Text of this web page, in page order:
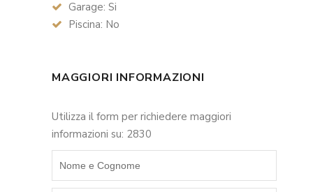
Garage: Si
Piscina: No
MAGGIORI INFORMAZIONI
Utilizza il form per richiedere maggiori
informazioni su: 2830